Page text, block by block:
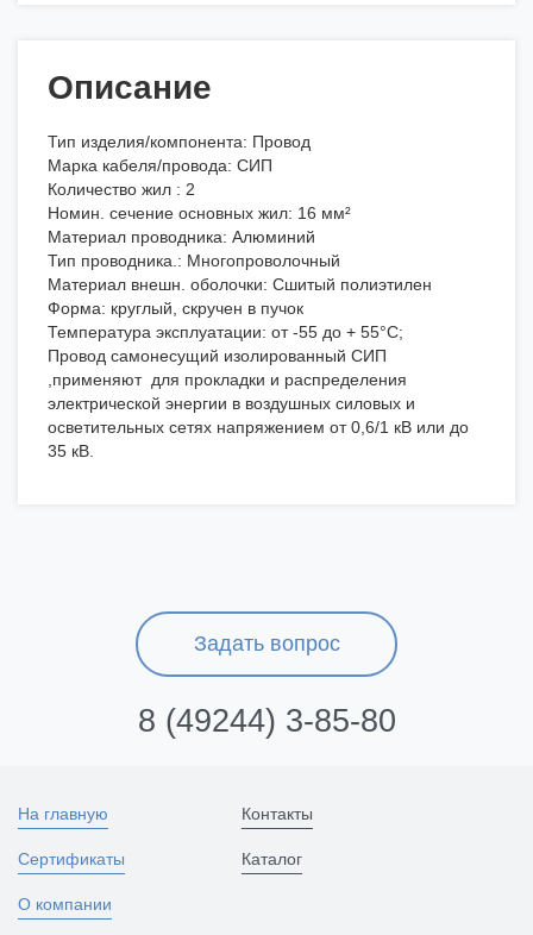
Описание
Тип изделия/компонента: Провод
Марка кабеля/провода: СИП
Количество жил : 2
Номин. сечение основных жил: 16 мм²
Материал проводника: Алюминий
Тип проводника.: Многопроволочный
Материал внешн. оболочки: Сшитый полиэтилен
Форма: круглый, скручен в пучок
Температура эксплуатации: от -55 до + 55°С;
Провод самонесущий изолированный СИП
,применяют для прокладки и распределения
электрической энергии в воздушных силовых и
осветительных сетях напряжением от 0,6/1 кВ или до
35 кВ.
Задать вопрос
8 (49244) 3-85-80
На главную
Сертификаты
О компании
Контакты
Каталог